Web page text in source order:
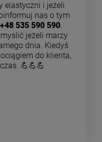
elastyczni i jeżeli
nas o tym
+48 535 590 590.
jeżeli marzy
dnia. Kiedyś
do klienta,
💪💪💪